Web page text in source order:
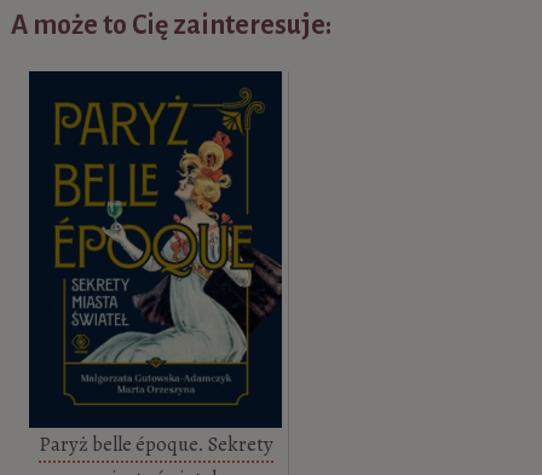
A może to Cię zainteresuje:
Paryż belle époque. Sekrety